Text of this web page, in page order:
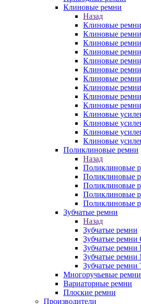
Клиновые ремни
Назад
Клиновые ремни
Клиновые
Клиновые
Клиновые
Клиновые
Клиновые
Клиновые
Клиновые
Клиновые
Клиновые
Клиновые
Клиновые
Клиновые
Клиновые
Поликлиновые ремни
Назад
Поликлиновые
Поликлиновые
Поликлиновые
Поликлиновые
Поликлиновые
Зубчатые ремни
Назад
Зубчатые ремни
Зубчатые ремни
Зубчатые ремни
Зубчатые ремни
Зубчатые ремни
Многоручьевые ремни
Вариаторные ремни
Плоские ремни
Производители